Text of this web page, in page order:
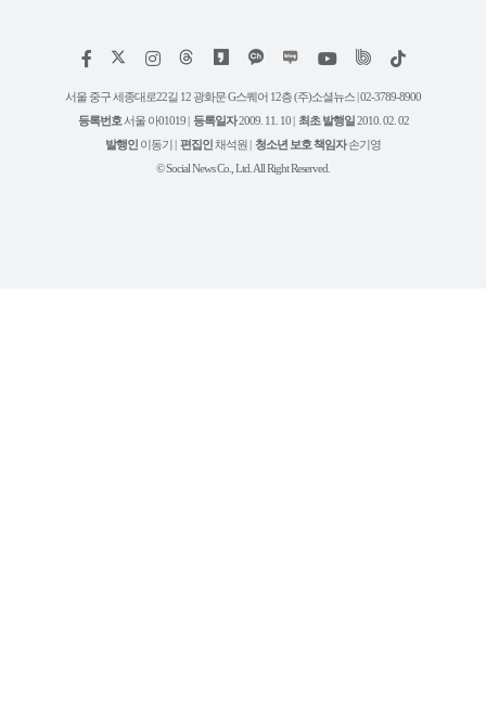
페
스
인
타
램
위
트
유
튜
틱
서울 중구 세종대로22길 12 광화문 G스퀘어 12층 (주)소셜뉴스 | 02-3789-8900
등록번호 서울 아01019 | 등록일자2009. 11. 10 | 최초 발행일2010. 02. 02
발행인 이동기 | 편집인채석원 | 청소년 보호 책임자손기영
© Social News Co., Ltd. All Right Reserved.